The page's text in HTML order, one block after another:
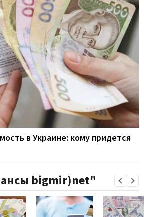
в Украине: кому придется
bigmir)net"